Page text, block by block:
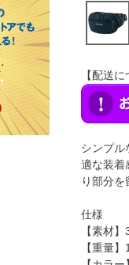
【配送
シンプル
適な装着
り部分を
仕様
【素材
【重量